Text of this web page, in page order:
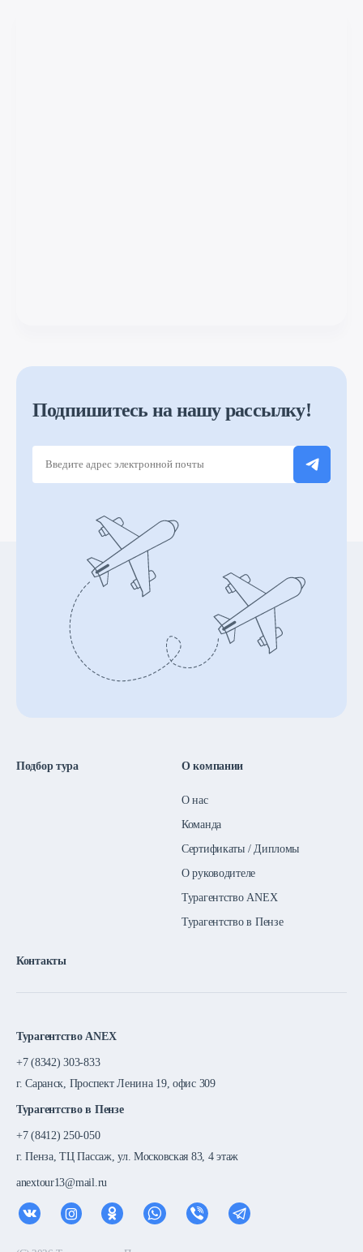
Подпишитесь на нашу рассылку!
Турагентство ANEX
+7 (8342) 303-833
г. Саранск, Проспект Ленина 19, офис 309
Турагентство в Пензе
+7 (8412) 250-050
г. Пенза, ТЦ Пассаж, ул. Московская 83, 4 этаж
anextour13@mail.ru
Подбор тура О компании
О нас
Команда
Сертификаты / Дипломы
О руководителе
Турагентство ANEX
Турагентство в Пензе
Контакты